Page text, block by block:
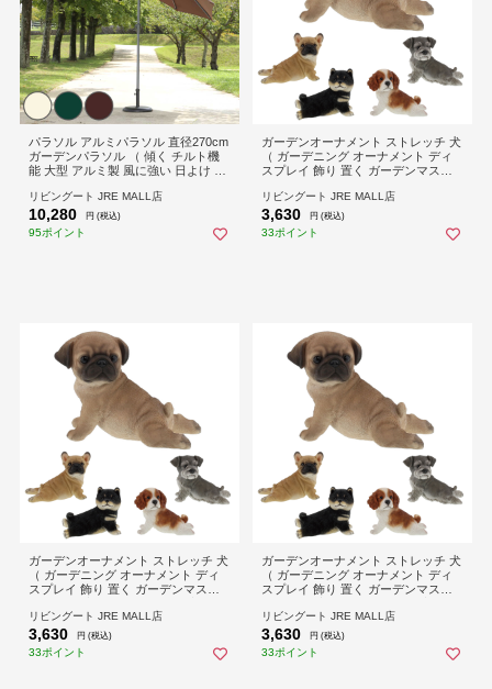
パラソル アルミパラソル 直径270cm
ガーデンパラソル （ 傾く チルト機
能 大型 アルミ製 風に強い 日よけ シ
閉 日傘 新生活 日除け おしゃれ ガー
デン用 アウトドア用 傘 ） 【アイボ
リー】
リビングート JRE MALL店
10,280 円 (税込)
95ポイント
ガーデンオーナメント ストレッチ 犬
（ ガーデニング オーナメント ディ
スプレイ 飾り 置く ガーデンマスコ
デン 雑貨 インテリア 庭飾り ウェル
カムオーナメント ） 【シュナウザ
ー】
リビングート JRE MALL店
3,630 円 (税込)
33ポイント
ガーデンオーナメント ストレッチ 犬
（ ガーデニング オーナメント ディ
スプレイ 飾り 置く ガーデンマスコ
デン 雑貨 インテリア 庭飾り ウェル
カムオーナメント ） 【黒柴】
リビングート JRE MALL店
3,630 円 (税込)
33ポイント
ガーデンオーナメント ストレッチ 犬
（ ガーデニング オーナメント ディ
スプレイ 飾り 置く ガーデンマスコ
デン 雑貨 インテリア 庭飾り ウェル
カムオーナメント ） 【フレンチブル
ドッグ】
リビングート JRE MALL店
3,630 円 (税込)
33ポイント